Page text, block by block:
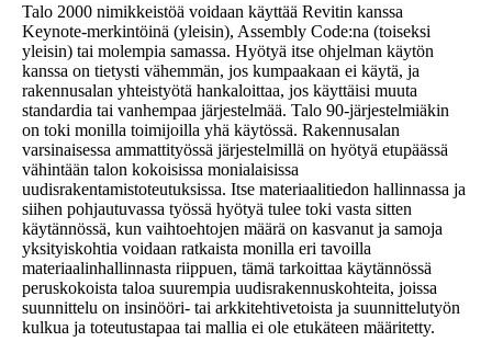
Talo 2000 nimikkeistöä voidaan käyttää Revitin kanssa
Keynote-merkintöinä (yleisin), Assembly Code:na (toiseksi
yleisin) tai molempia samassa. Hyötyä itse ohjelman käytön
kanssa on tietysti vähemmän, jos kumpaakaan ei käytä, ja
rakennusalan yhteistyötä hankaloittaa, jos käyttäisi muuta
standardia tai vanhempaa järjestelmää. Talo 90-järjestelmiäkin
on toki monilla toimijoilla yhä käytössä. Rakennusalan
varsinaisessa ammattityössä järjestelmillä on hyötyä etupäässä
vähintään talon kokoisissa monialaisissa
uudisrakentamistoteutuksissa. Itse materiaalitiedon hallinnassa ja
siihen pohjautuvassa työssä hyötyä tulee toki vasta sitten
käytännössä, kun vaihtoehtojen määrä on kasvanut ja samoja
yksityiskohtia voidaan ratkaista monilla eri tavoilla
materiaalinhallinnasta riippuen, tämä tarkoittaa käytännössä
peruskokoista taloa suurempia uudisrakennuskohteita, joissa
suunnittelu on insinööri- tai arkkitehtivetoista ja suunnittelutyön
kulkua ja toteutustapaa tai mallia ei ole etukäteen määritetty.